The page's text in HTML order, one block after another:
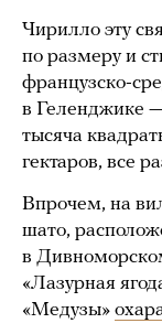
Чирилло эту
по размеру и
французско-
в Геленджике
тысяча
гектаров, все
Впрочем, на
шато,
в
«Лазурная
«Медузы»